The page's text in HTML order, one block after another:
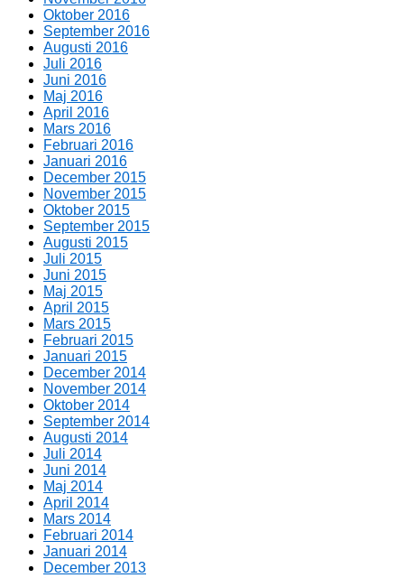
Oktober 2016
September 2016
Augusti 2016
Juli 2016
Juni 2016
Maj 2016
April 2016
Mars 2016
Februari 2016
Januari 2016
December 2015
November 2015
Oktober 2015
September 2015
Augusti 2015
Juli 2015
Juni 2015
Maj 2015
April 2015
Mars 2015
Februari 2015
Januari 2015
December 2014
November 2014
Oktober 2014
September 2014
Augusti 2014
Juli 2014
Juni 2014
Maj 2014
April 2014
Mars 2014
Februari 2014
Januari 2014
December 2013